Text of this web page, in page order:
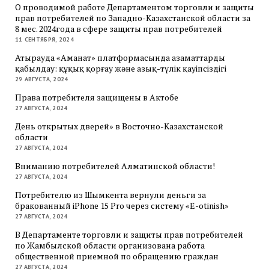
О проводимой работе Департаментом торговли и защиты
прав потребителей по Западно-Казахстанской области за
8 мес. 2024года в сфере защиты прав потребителей
11 СЕНТЯБРЯ, 2024
Атырауда «Аманат» платформасында азаматтарды
қабылдау: құқық қорғау және азық-түлік қауіпсіздігі
29 АВГУСТА, 2024
Права потребителя защищены в Актобе
27 АВГУСТА, 2024
День открытых дверей» в Восточно-Казахстанской
области
27 АВГУСТА, 2024
Вниманию потребителей Алматинской области!
27 АВГУСТА, 2024
Потребителю из Шымкента вернули деньги за
бракованный iPhone 15 Pro через систему «E-otinish»
27 АВГУСТА, 2024
В Департаменте торговли и защиты прав потребителей
по Жамбылской области организована работа
общественной приемной по обращению граждан
27 АВГУСТА, 2024